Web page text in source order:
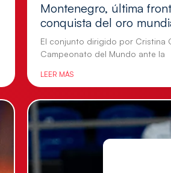
Montenegro, última
conquista del oro
El conjunto dirigido por Cristina
Campeonato del Mundo ante la
LEER MÁS